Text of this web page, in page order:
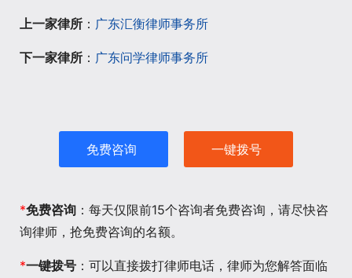
上一家律所 ： 广东汇衡律师事务所
下一家律所 ： 广东问学律师事务所
免费咨询 一键拨号
*免费咨询 ：每天仅限前15个咨询者免费咨询，请尽快咨
询律师，抢免费咨询的名额。
*一键拨号 ：可以直接拨打律师电话，律师为您解答面临